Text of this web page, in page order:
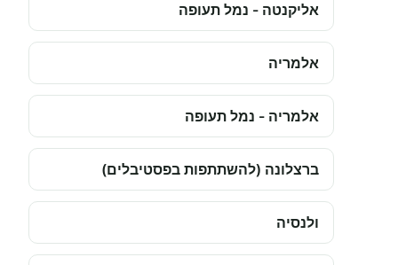
אליקנטה - נמל תעופה
אלמריה
אלמריה - נמל תעופה
ברצלונה (להשתתפות בפסטיבלים)
ולנסיה